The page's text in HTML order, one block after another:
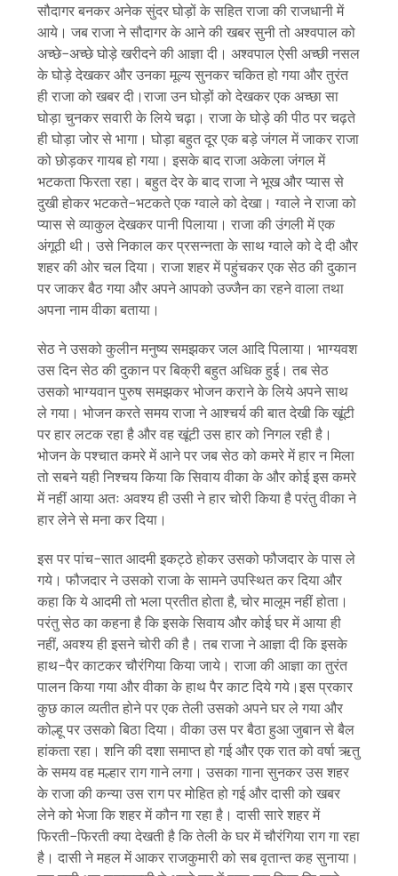
सौदागर बनकर अनेक सुंदर घोड़ों के सहित राजा की राजधानी में
आये। जब राजा ने सौदागर के आने की खबर सुनी तो अश्वपाल को
अच्छे−अच्छे घोड़े खरीदने की आज्ञा दी। अश्वपाल ऐसी अच्छी नसल
के घोड़े देखकर और उनका मूल्य सुनकर चकित हो गया और तुरंत
ही राजा को खबर दी।राजा उन घोड़ों को देखकर एक अच्छा सा
घोड़ा चुनकर सवारी के लिये चढ़ा। राजा के घोड़े की पीठ पर चढ़ते
ही घोड़ा जोर से भागा। घोड़ा बहुत दूर एक बड़े जंगल में जाकर राजा
को छोड़कर गायब हो गया। इसके बाद राजा अकेला जंगल में
भटकता फिरता रहा। बहुत देर के बाद राजा ने भूख और प्यास से
दुखी होकर भटकते−भटकते एक ग्वाले को देखा। ग्वाले ने राजा को
प्यास से व्याकुल देखकर पानी पिलाया। राजा की उंगली में एक
अंगूठी थी। उसे निकाल कर प्रसन्नता के साथ ग्वाले को दे दी और
शहर की ओर चल दिया। राजा शहर में पहुंचकर एक सेठ की दुकान
पर जाकर बैठ गया और अपने आपको उज्जैन का रहने वाला तथा
अपना नाम वीका बताया।
सेठ ने उसको कुलीन मनुष्य समझकर जल आदि पिलाया। भाग्यवश
उस दिन सेठ की दुकान पर बिक्री बहुत अधिक हुई। तब सेठ
उसको भाग्यवान पुरुष समझकर भोजन कराने के लिये अपने साथ
ले गया। भोजन करते समय राजा ने आश्चर्य की बात देखी कि खूंटी
पर हार लटक रहा है और वह खूंटी उस हार को निगल रही है।
भोजन के पश्चात कमरे में आने पर जब सेठ को कमरे में हार न मिला
तो सबने यही निश्चय किया कि सिवाय वीका के और कोई इस कमरे
में नहीं आया अतः अवश्य ही उसी ने हार चोरी किया है परंतु वीका ने
हार लेने से मना कर दिया।
इस पर पांच−सात आदमी इकट्ठे होकर उसको फौजदार के पास ले
गये। फौजदार ने उसको राजा के सामने उपस्थित कर दिया और
कहा कि ये आदमी तो भला प्रतीत होता है, चोर मालूम नहीं होता।
परंतु सेठ का कहना है कि इसके सिवाय और कोई घर में आया ही
नहीं, अवश्य ही इसने चोरी की है। तब राजा ने आज्ञा दी कि इसके
हाथ−पैर काटकर चौरंगिया किया जाये। राजा की आज्ञा का तुरंत
पालन किया गया और वीका के हाथ पैर काट दिये गये।इस प्रकार
कुछ काल व्यतीत होने पर एक तेली उसको अपने घर ले गया और
कोल्हू पर उसको बिठा दिया। वीका उस पर बैठा हुआ जुबान से बैल
हांकता रहा। शनि की दशा समाप्त हो गई और एक रात को वर्षा ऋतु
के समय वह मल्हार राग गाने लगा। उसका गाना सुनकर उस शहर
के राजा की कन्या उस राग पर मोहित हो गई और दासी को खबर
लेने को भेजा कि शहर में कौन गा रहा है। दासी सारे शहर में
फिरती−फिरती क्या देखती है कि तेली के घर में चौरंगिया राग गा रहा
है। दासी ने महल में आकर राजकुमारी को सब वृतान्त कह सुनाया।